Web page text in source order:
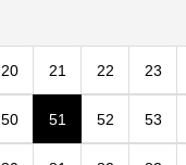
20 21 22 23
50 51 52 53